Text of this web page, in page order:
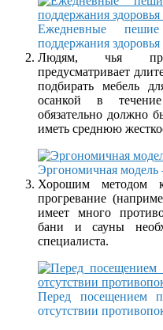
Ежедневные
поддержания
Людям, чья
предусматривает
подбирать мебель
осанкой в
обязательно должно
иметь среднюю
Эргономичная
Хорошим методом
прогревание
имеет много
бани и сауны
специалиста.
Перед посещением
отсутствии